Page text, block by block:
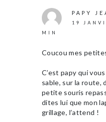
PAPY
19
MIN
Coucou mes
C’est papy qui
sable, sur la route,
petite souris
dites lui que mon
grillage, l’attend !